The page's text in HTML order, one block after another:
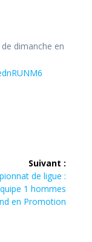
dimanche en
Suivant :
:
de ligue :
1 hommes
en Promotion